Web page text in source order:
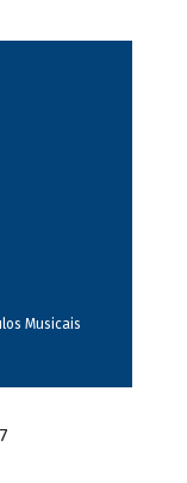
Musicais